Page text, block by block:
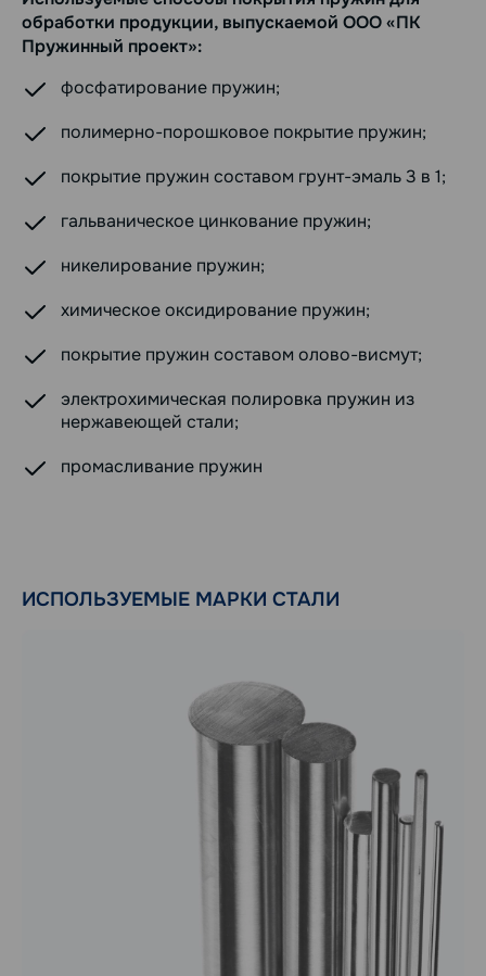
обработки продукции, выпускаемой ООО «ПК
Пружинный проект»:
фосфатирование пружин;
полимерно-порошковое покрытие пружин;
покрытие пружин составом грунт-эмаль 3 в 1;
гальваническое цинкование пружин;
никелирование пружин;
химическое оксидирование пружин;
покрытие пружин составом олово-висмут;
электрохимическая полировка пружин из
нержавеющей стали;
промасливание пружин
ИСПОЛЬЗУЕМЫЕ МАРКИ СТАЛИ